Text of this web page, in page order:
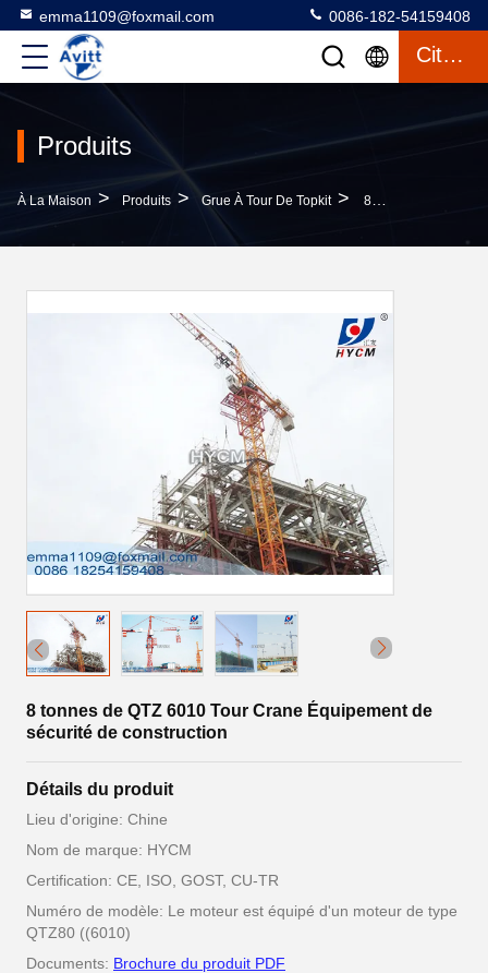
emma1109@foxmail.com 0086-182-54159408
Citation
Produits
À La Maison > Produits > Grue À Tour De Topkit > 8 Tonnes De QTZ 6010 Tour Crane Équipement De Sécurité De Construction
8 tonnes de QTZ 6010 Tour Crane Équipement de
sécurité de construction
Détails du produit
Lieu d'origine: Chine
Nom de marque: HYCM
Certification: CE, ISO, GOST, CU-TR
Numéro de modèle: Le moteur est équipé d'un moteur de type
QTZ80 ((6010)
Documents: Brochure du produit PDF